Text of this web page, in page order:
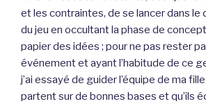
et les contraintes, de se lancer dans
du jeu en occultant la phase de
papier des idées ; pour ne pas rester
événement et ayant l’habitude de ce
j’ai essayé de guider l’équipe de ma fille
partent sur de bonnes bases et qu’ils